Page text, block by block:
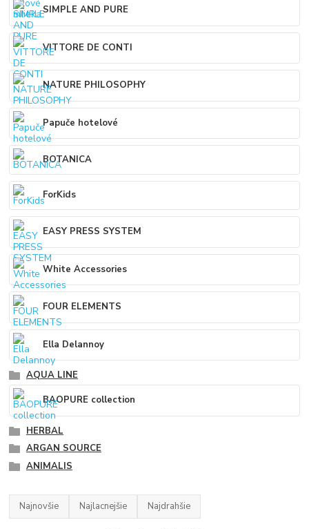
SIMPLE AND PURE
VITTORE DE CONTI
NATURE PHILOSOPHY
Papuče hotelové
BOTANICA
ForKids
EASY PRESS SYSTEM
White Accessories
FOUR ELEMENTS
Ella Delannoy
AQUA LINE
BAOPURE collection
HERBAL
ARGAN SOURCE
ANIMALIS
Najnovšie Najlacnejšie Najdrahšie